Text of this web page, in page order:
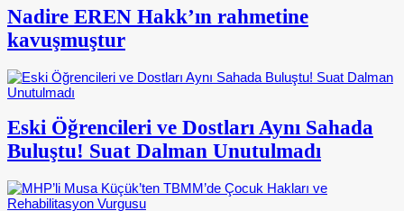
Nadire EREN Hakk’ın rahmetine
kavuşmuştur
Eski Öğrencileri ve Dostları Aynı Sahada
Buluştu! Suat Dalman Unutulmadı